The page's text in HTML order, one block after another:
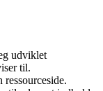
udviklet
til.
ressourceside.